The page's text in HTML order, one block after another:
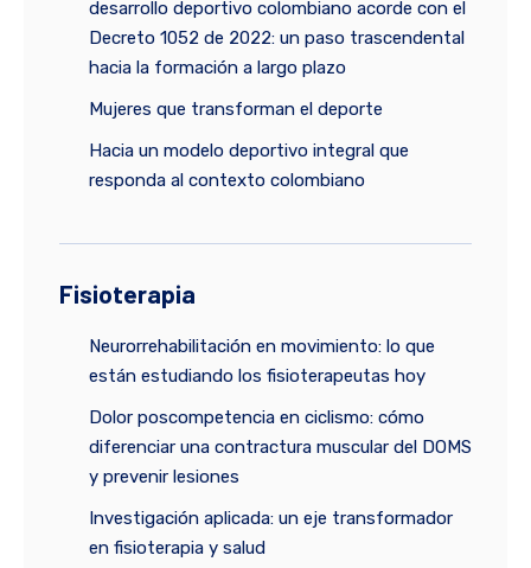
desarrollo deportivo colombiano acorde con el
Decreto 1052 de 2022: un paso trascendental
hacia la formación a largo plazo
Mujeres que transforman el deporte
Hacia un modelo deportivo integral que
responda al contexto colombiano
Fisioterapia
Neurorrehabilitación en movimiento: lo que
están estudiando los fisioterapeutas hoy
Dolor poscompetencia en ciclismo: cómo
diferenciar una contractura muscular del DOMS
y prevenir lesiones
Investigación aplicada: un eje transformador
en fisioterapia y salud